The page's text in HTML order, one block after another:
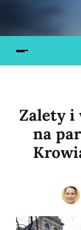
Zalety i
na